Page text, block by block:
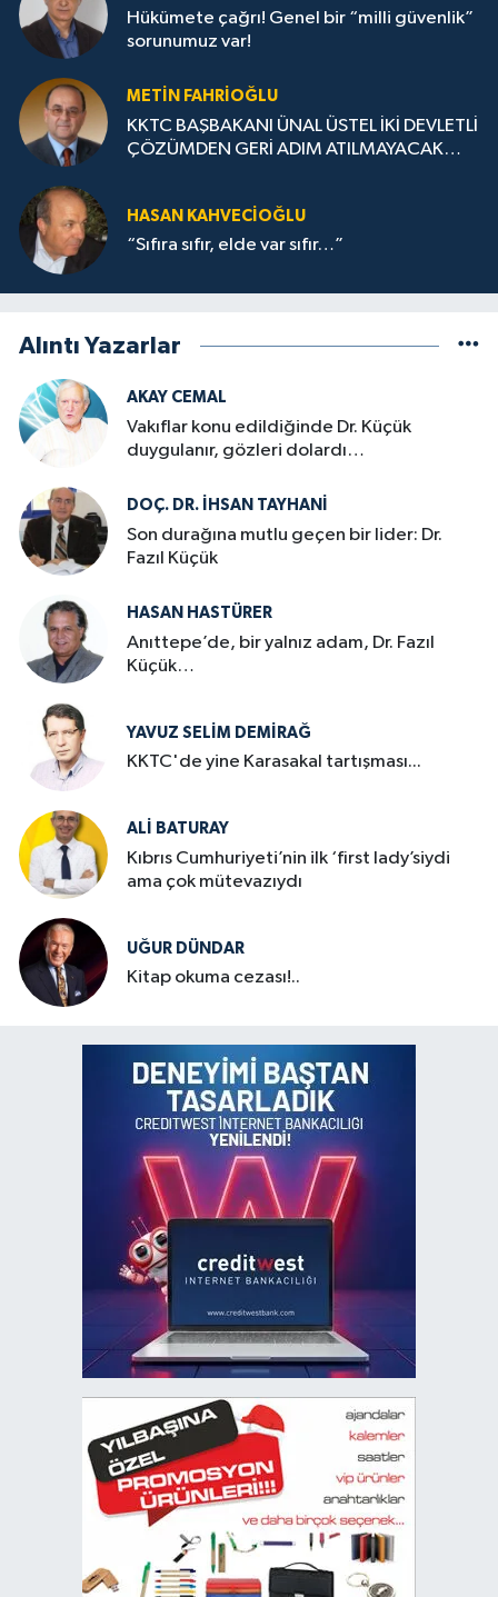
Hükümete çağrı! Genel bir “milli güvenlik”
sorunumuz var!
METIN FAHRİOĞLU
KKTC BAŞBAKANI ÜNAL ÜSTEL İKİ DEVLETLİ
ÇÖZÜMDEN GERİ ADIM ATILMAYACAK
HASAN KAHVECİOĞLU
“Sıfıra sıfır, elde var sıfır…”
Alıntı Yazarlar
AKAY CEMAL
Vakıflar konu edildiğinde Dr. Küçük
duygulanır, gözleri dolardı…
DOÇ. DR. İHSAN TAYHANI
Son durağına mutlu geçen bir lider: Dr.
Fazıl Küçük
HASAN HASTÜRER
Anıttepe’de, bir yalnız adam, Dr. Fazıl
Küçük…
YAVUZ SELIM DEMIRAĞ
KKTC'de yine Karasakal tartışması...
ALI BATURAY
Kıbrıs Cumhuriyeti’nin ilk ‘first lady’siydi
ama çok mütevazıydı
UĞUR DÜNDAR
Kitap okuma cezası!..